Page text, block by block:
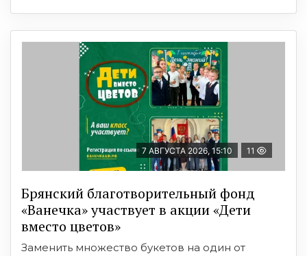
7 АВГУСТА 2026, 15:10 11
Брянский благотворительный фонд
«Ванечка» участвует в акции «Дети
вместо цветов»
Заменить множество букетов на один от